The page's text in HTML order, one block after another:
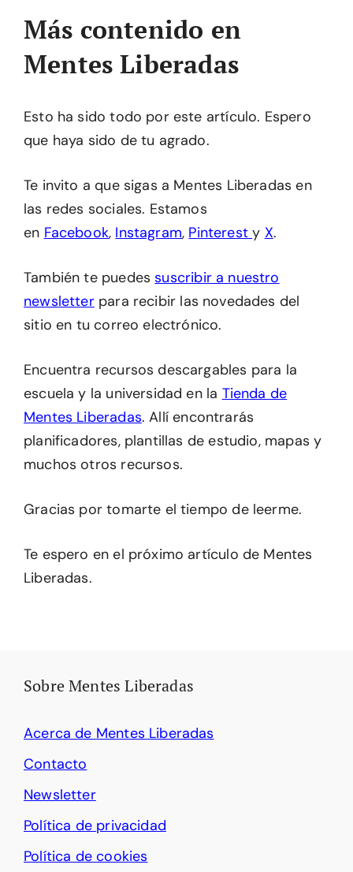
Más contenido en
Mentes Liberadas
Esto ha sido todo por este artículo. Espero
que haya sido de tu agrado.
Te invito a que sigas a Mentes Liberadas en
las redes sociales. Estamos
en Facebook, Instagram, Pinteresty X.
También te puedessuscribir a nuestro
newsletterpara recibir las novedades del
sitio en tu correo electrónico.
Encuentra recursos descargables para la
escuela y la universidad en la Tienda de
Mentes Liberadas. Allí encontrarás
planificadores, plantillas de estudio, mapas y
muchos otros recursos.
Gracias por tomarte el tiempo de leerme.
Te espero en el próximo artículo de Mentes
Liberadas.
Sobre Mentes Liberadas
Acerca de Mentes Liberadas
Contacto
Newsletter
Política de privacidad
Política de cookies